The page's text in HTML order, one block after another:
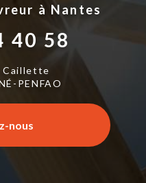
à Nantes
40 58
Caillette
PENFAO
nous